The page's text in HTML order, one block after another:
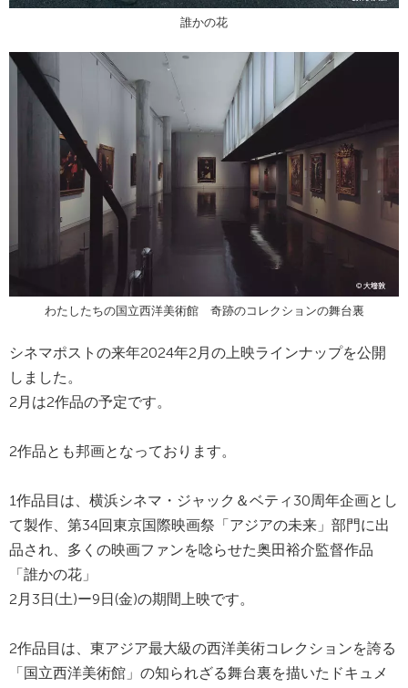
誰かの花
わたしたちの国立西洋美術館 奇跡のコレクションの舞台裏
シネマポストの来年2024年2月の上映ラインナップを公開
しました。
2月は2作品の予定です。
2作品とも邦画となっております。
1作品目は、横浜シネマ・ジャック＆ベティ30周年企画とし
て製作、第34回東京国際映画祭「アジアの未来」部門に出
品され、多くの映画ファンを唸らせた奥田裕介監督作品
「誰かの花」
2月3日(土)ー9日(金)の期間上映です。
2作品目は、東アジア最大級の西洋美術コレクションを誇る
「国立西洋美術館」の知られざる舞台裏を描いたドキュメ